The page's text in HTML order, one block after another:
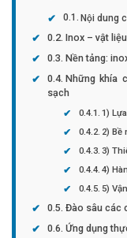
Nội dung
Inox – vật
Nền tảng:
Những khía
sạch
1)
2) Bề
3)
4)
5)
Đào sâu các
Ứng dụng